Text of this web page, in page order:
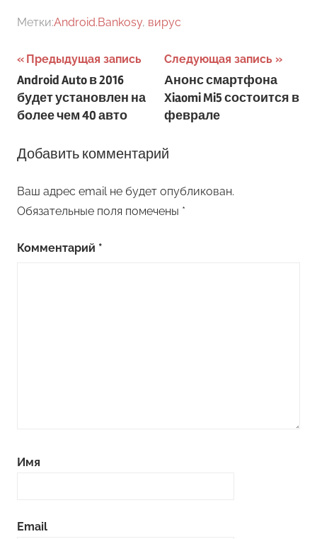
Метки:Android.Bankosy, вирус
Навигация
по
записям
Предыдущая запись
Android Auto в 2016
будет установлен на
более чем 40 авто
Следующая запись
Анонс смартфона
Xiaomi Mi5 состоится в
феврале
Добавить комментарий
Ваш адрес email не будет опубликован.
Обязательные поля помечены *
Комментарий *
Имя
Email